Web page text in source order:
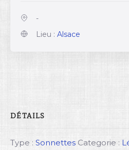
-
Lieu : Alsace
DÉTAILS
Type : Sonnettes Categorie :